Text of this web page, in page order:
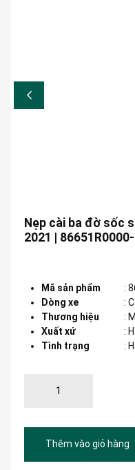
Nẹp cài ba đờ sốc
2021 |
Mã sản phẩm :
Dòng xe
:
Thương hiệu
:
Xuất xứ
:
Tình trạng
:
Thêm vào giỏ hàng